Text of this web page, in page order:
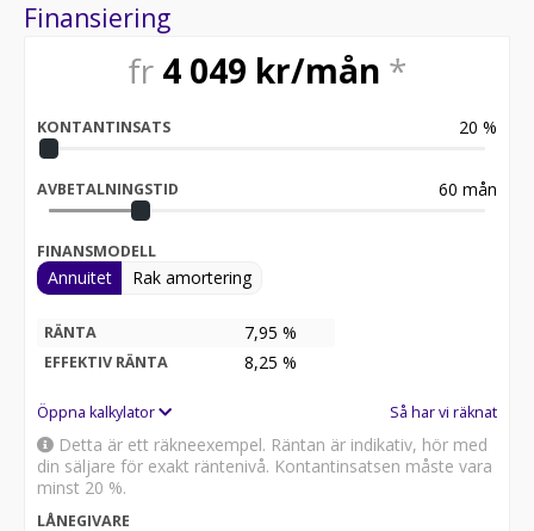
Finansiering
fr 4 049 kr/mån *
KONTANTINSATS 20 %
AVBETALNINGSTID 60 mån
FINANSMODELL
Annuitet Rak amortering
RÄNTA 7,95 %
EFFEKTIV RÄNTA 8,25 %
Öppna kalkylator Så har vi räknat
Detta är ett räkneexempel. Räntan är indikativ, hör med
din säljare för exakt räntenivå. Kontantinsatsen måste vara
minst 20 %.
LÅNEGIVARE